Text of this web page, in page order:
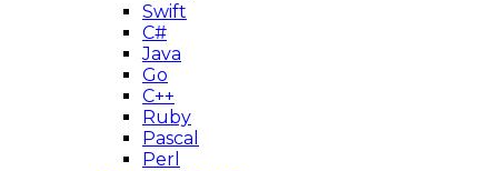
Swift
C#
Java
Go
C++
Ruby
Pascal
Perl